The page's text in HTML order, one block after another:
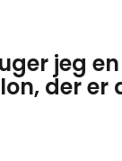
jeg en
der er